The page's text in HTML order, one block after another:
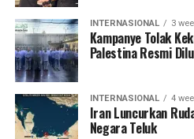
INTERNASIONAL 3
Kampanye Tolak
Palestina Resmi
INTERNASIONAL 4
Iran Luncurkan
Negara Teluk